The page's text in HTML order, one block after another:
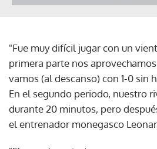
"Fue muy difícil jugar con un
primera parte nos
vamos (al descanso) con 1-0 sin
En el segundo periodo, nuestro
durante 20 minutos, pero
el entrenador monegasco